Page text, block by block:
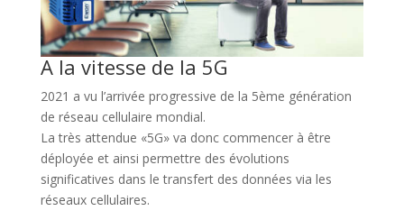
A la vitesse de la 5G
2021 a vu l’arrivée progressive de la 5ème génération
de réseau cellulaire mondial.
La très attendue «5G» va donc commencer à être
déployée et ainsi permettre des évolutions
significatives dans le transfert des données via les
réseaux cellulaires.